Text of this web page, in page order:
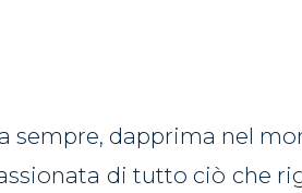
sempre, dapprima nel
di tutto ciò che